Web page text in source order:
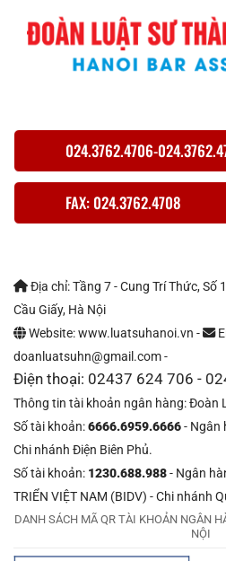
024.3762.4706-
FAX: 024.3762.4708
Địa chỉ: Tầng 7 - Cung Trí Thức, Số
Cầu Giấy, Hà Nội
Website: www.luatsuhanoi.vn -
doanluatsuhn@gmail.com -
Điện thoại: 02437 624 706 -
Thông tin tài khoản ngân hàng: Đoàn
Số tài khoản:6666.6959.6666- Ngân
Chi nhánh Điện Biên Phủ.
Số tài khoản: 1230.688.988- Ngân
TRIỂN VIỆT NAM (BIDV) - Chi nhánh
DANH SÁCH MÃ QR TÀI KHOẢN NGÂN
NỘI